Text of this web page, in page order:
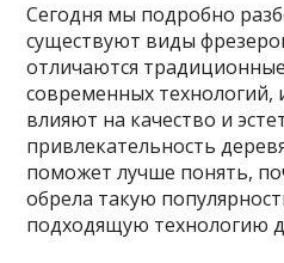
Сегодня мы подробно
существуют виды
отличаются
современных технологий,
влияют на качество и
привлекательность
поможет лучше понять,
обрела такую
подходящую технологию